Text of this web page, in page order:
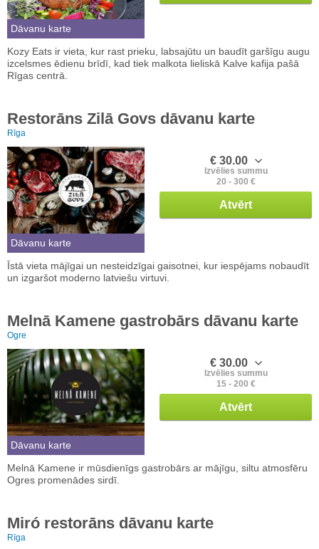
Dāvanu karte
Kozy Eats ir vieta, kur rast prieku, labsajūtu un baudīt garšīgu augu
izcelsmes ēdienu brīdī, kad tiek malkota lieliskā Kalve kafija pašā
Rīgas centrā.
Restorāns Zilā Govs dāvanu karte
Rīga
Dāvanu karte
€ 30.00
Izvēlies summu
20 - 300 €
Atvērt
Īstā vieta mājīgai un nesteidzīgai gaisotnei, kur iespējams nobaudīt
un izgaršot moderno latviešu virtuvi.
Melnā Kamene gastrobārs dāvanu karte
Ogre
Dāvanu karte
€ 30.00
Izvēlies summu
15 - 200 €
Atvērt
Melnā Kamene ir mūsdienīgs gastrobārs ar mājīgu, siltu atmosfēru
Ogres promenādes sirdī.
Miró restorāns dāvanu karte
Rīga